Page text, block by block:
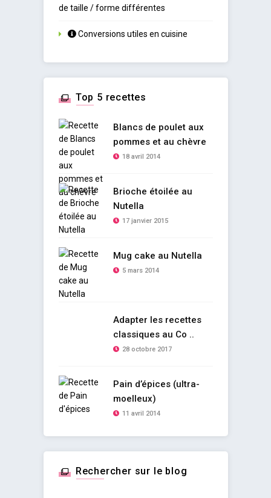
de taille / forme différentes
Conversions utiles en cuisine
Top 5 recettes
Blancs de poulet aux
pommes et au chèvre
18 avril 2014
Brioche étoilée au
Nutella
17 janvier 2015
Mug cake au Nutella
5 mars 2014
Adapter les recettes
classiques au Co ..
28 octobre 2017
Pain d’épices (ultra-
moelleux)
11 avril 2014
Rechercher sur le blog